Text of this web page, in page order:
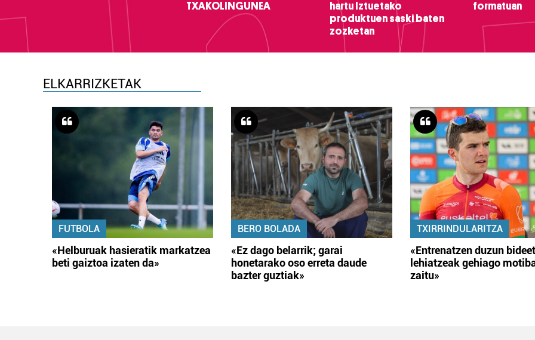
TXAKOLINGUNEA
hartu Iztuetako
produktuen saski baten
zozketan
formatuan
ELKARRIZKETAK
FUTBOLA
«Helburuak hasieratik markatzea
beti gaiztoa izaten da»
BERO BOLADA
«Ez dago belarrik; garai
honetarako oso erreta daude
bazter guztiak»
TXIRRINDULARITZA
«Entrenatzen duzun
lehiatzeak gehiago
zaitu»